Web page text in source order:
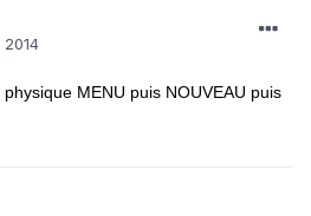
physique MENU puis NOUVEAU puis